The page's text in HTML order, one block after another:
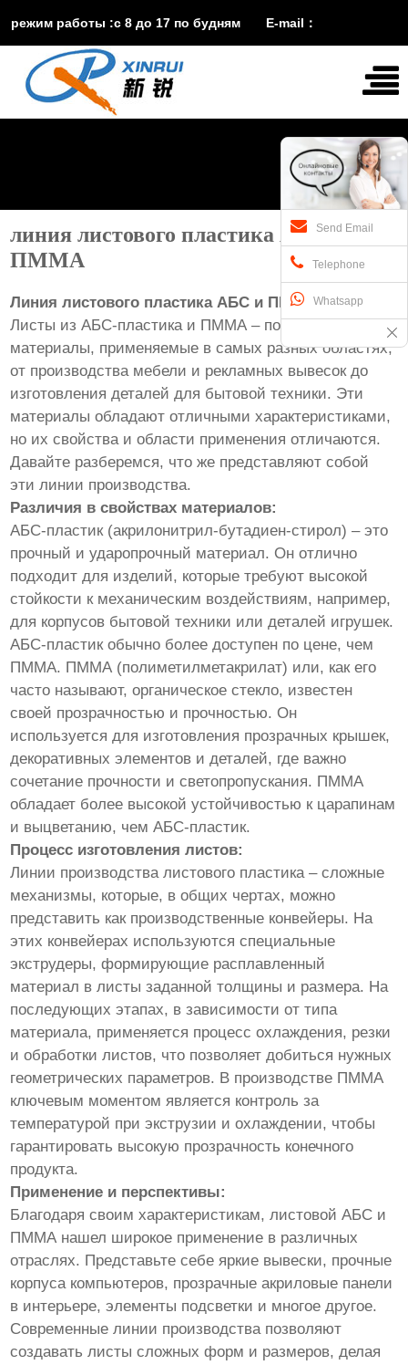
режим работы :с 8 до 17 по будням E-mail：
vira@xinruisuji.comWhatsApp： 
линия листового пластика АБС и
ПММА
Линия листового пластика АБС и ПММА
Листы из АБС-пластика и ПММА – популярные
материалы, применяемые в самых разных областях,
от производства мебели и рекламных вывесок до
изготовления деталей для бытовой техники. Эти
материалы обладают отличными характеристиками,
но их свойства и области применения отличаются.
Давайте разберемся, что же представляют собой
эти линии производства.
Различия в свойствах материалов:
АБС-пластик (акрилонитрил-бутадиен-стирол) – это
прочный и ударопрочный материал. Он отлично
подходит для изделий, которые требуют высокой
стойкости к механическим воздействиям, например,
для корпусов бытовой техники или деталей игрушек.
АБС-пластик обычно более доступен по цене, чем
ПММА. ПММА (полиметилметакрилат) или, как его
часто называют, органическое стекло, известен
своей прозрачностью и прочностью. Он
используется для изготовления прозрачных крышек,
декоративных элементов и деталей, где важно
сочетание прочности и светопропускания. ПММА
обладает более высокой устойчивостью к царапинам
и выцветанию, чем АБС-пластик.
Процесс изготовления листов:
Линии производства листового пластика – сложные
механизмы, которые, в общих чертах, можно
представить как производственные конвейеры. На
этих конвейерах используются специальные
экструдеры, формирующие расплавленный
материал в листы заданной толщины и размера. На
последующих этапах, в зависимости от типа
материала, применяется процесс охлаждения, резки
и обработки листов, что позволяет добиться нужных
геометрических параметров. В производстве ПММА
ключевым моментом является контроль за
температурой при экструзии и охлаждении, чтобы
гарантировать высокую прозрачность конечного
продукта.
Применение и перспективы:
Благодаря своим характеристикам, листовой АБС и
ПММА нашел широкое применение в различных
отраслях. Представьте себе яркие вывески, прочные
корпуса компьютеров, прозрачные акриловые панели
в интерьере, элементы подсветки и многое другое.
Современные линии производства позволяют
создавать листы сложных форм и размеров, делая
Send Email
Telephone
Whatsapp